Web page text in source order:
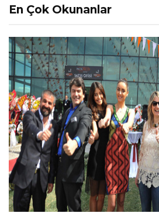
En Çok Okunanlar